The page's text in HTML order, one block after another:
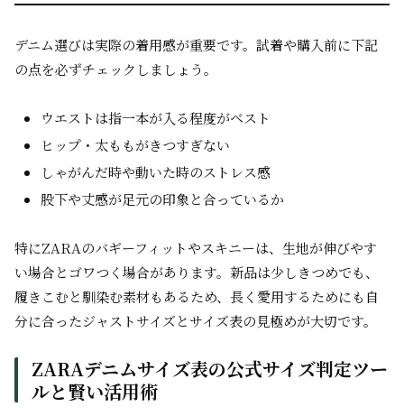
デニム選びは実際の着用感が重要です。試着や購入前に下記
の点を必ずチェックしましょう。
ウエストは指一本が入る程度がベスト
ヒップ・太ももがきつすぎない
しゃがんだ時や動いた時のストレス感
股下や丈感が足元の印象と合っているか
特にZARAのバギーフィットやスキニーは、生地が伸びやす
い場合とゴワつく場合があります。新品は少しきつめでも、
履きこむと馴染む素材もあるため、長く愛用するためにも自
分に合ったジャストサイズとサイズ表の見極めが大切です。
ZARAデニムサイズ表の公式サイズ判定ツー
ルと賢い活用術